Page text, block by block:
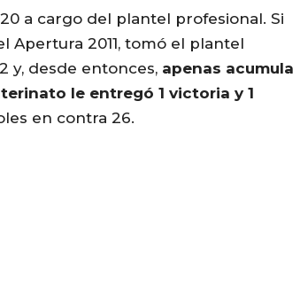
a cargo del plantel profesional. Si
2011, tomó el plantel
y, desde entonces, apenas acumula
le entregó 1 victoria y 1
en contra 26.